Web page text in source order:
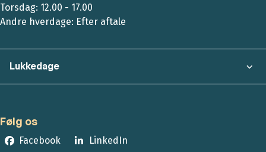
Torsdag: 12.00 - 17.00
Andre hverdage: Efter aftale
Lukkedage
Følg os
Facebook LinkedIn